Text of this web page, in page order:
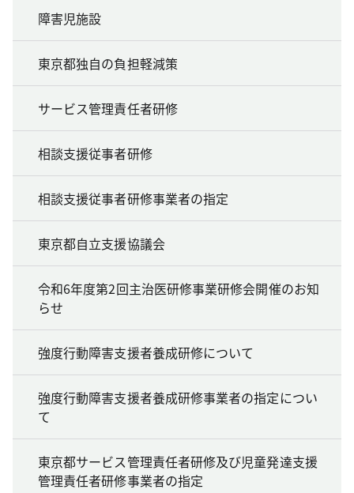
障害児施設
東京都独自の負担軽減策
サービス管理責任者研修
相談支援従事者研修
相談支援従事者研修事業者の指定
東京都自立支援協議会
令和6年度第2回主治医研修事業研修会開催のお知
らせ
強度行動障害支援者養成研修について
強度行動障害支援者養成研修事業者の指定につい
て
東京都サービス管理責任者研修及び児童発達支援
管理責任者研修事業者の指定